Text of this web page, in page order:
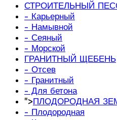
СТРОИТЕЛЬНЫЙ
- Карьерный
- Намывной
- Сеяный
- Морской
ГРАНИТНЫЙ ЩЕБЕНЬ
- Отсев
- Гранитный
- Для бетона
">ПЛОДОРОДНАЯ
- Плодородная